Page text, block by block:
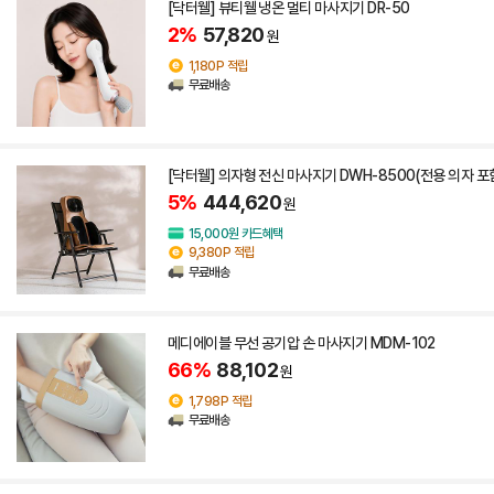
[닥터웰] 뷰티웰 냉온 멀티 마사지기 DR-50
2% 57,820원
1,180P 적립
무료배송
[닥터웰] 의자형 전신 마사지기 DWH-8500(전용 의자 포
5% 444,620원
15,000원 카드혜택
9,380P 적립
무료배송
메디에이블 무선 공기압 손 마사지기 MDM-102
66% 88,102원
1,798P 적립
무료배송